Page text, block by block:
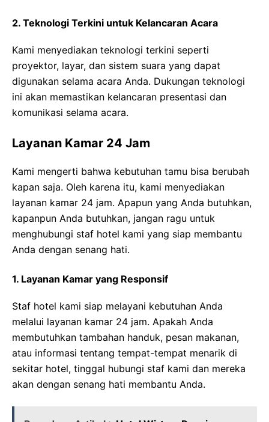
2. Teknologi Terkini untuk Kelancaran Acara
Kami menyediakan teknologi terkini seperti
proyektor, layar, dan sistem suara yang dapat
digunakan selama acara Anda. Dukungan teknologi
ini akan memastikan kelancaran presentasi dan
komunikasi selama acara.
Layanan Kamar 24 Jam
Kami mengerti bahwa kebutuhan tamu bisa berubah
kapan saja. Oleh karena itu, kami menyediakan
layanan kamar 24 jam. Apapun yang Anda butuhkan,
kapanpun Anda butuhkan, jangan ragu untuk
menghubungi staf hotel kami yang siap membantu
Anda dengan senang hati.
1. Layanan Kamar yang Responsif
Staf hotel kami siap melayani kebutuhan Anda
melalui layanan kamar 24 jam. Apakah Anda
membutuhkan tambahan handuk, pesan makanan,
atau informasi tentang tempat-tempat menarik di
sekitar hotel, tinggal hubungi staf kami dan mereka
akan dengan senang hati membantu Anda.